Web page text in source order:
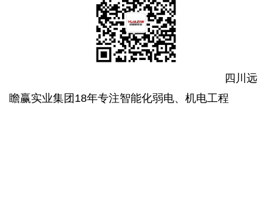
四川远
瞻赢实业集团18年专注智能化弱电、机电工程